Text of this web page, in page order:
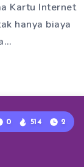
Kartu Internet
hanya biaya
0 514 2